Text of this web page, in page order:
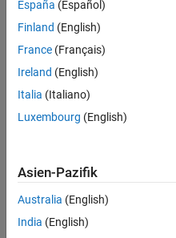
Generate a HDL test bench
HDL code for your design.
Verify Generated Code
Learn how to generate a
Verilog or SystemVerilog Code.
How useful
España (Español)
Finland (English)
France (Français)
Ireland (English)
Italia (Italiano)
Luxembourg (English)
Asien-Pazifik
Australia (English)
India (English)